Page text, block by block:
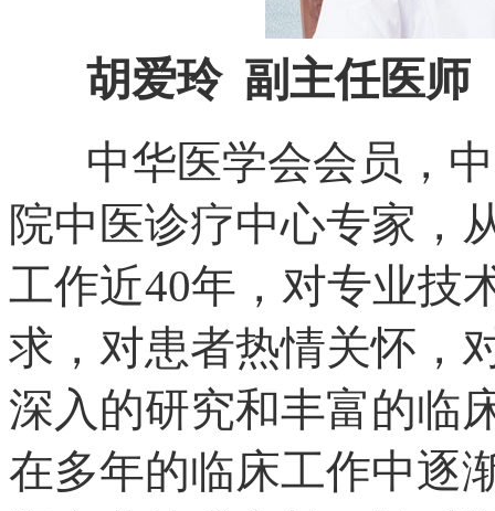
胡爱玲 副主任医师
中华医学会会员，中
院中医诊疗中心专家，
工作近40年，对专业技
求，对患者热情关怀，
深入的研究和丰富的临
在多年的临床工作中逐